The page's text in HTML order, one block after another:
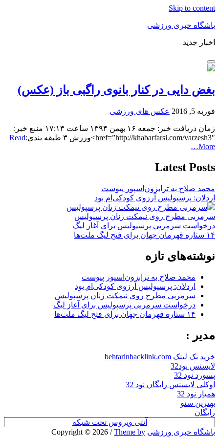
Skip to content
باشگاه خبری ورزشی
اخبار جدید
بغض دایی در کنار بانوی راگبی باز (عکس)
فوریه 5, 2016 عکس های ورزشی
زمان دریافت خبر: جمعه ۱۶ بهمن ۱۳۹۴ ساعت ۱۷:۱۳ منبع خبر:
href=”http://khabarfarsi.com/varzesh3″>ورزش ۳ طبقه بندی:
Read
More…
Latest Posts
محمد صلاح به ترابزون‌اسپور پیوست
اردلان: پرسپولیس آرزوی کودکی‌ام بود
سرمربی مطرح روی نیمکت زنان پرسپولیس
درخواست سرمربی پرسپولیس برای آغاز لیگ
۱۴ ستاره قهرمان جهان برای فتح لیگ ملت‌ها
نوشته‌های تازه
محمد صلاح به ترابزون‌اسپور پیوست
اردلان: پرسپولیس آرزوی کودکی‌ام بود
سرمربی مطرح روی نیمکت زنان پرسپولیس
درخواست سرمربی پرسپولیس برای آغاز لیگ
۱۴ ستاره قهرمان جهان برای فتح لیگ ملت‌ها
مدیر :
خرید بک لینک behtarinbacklink.com
لایسنس نود32
پسورد نود 32
اوکلی لایسنس رایگان نود 32
همیار نود 32
بهترین سئو
رایگان
آنتی ویروس تحت شبکه
باشگاه خبری ورزشی
/Theme by